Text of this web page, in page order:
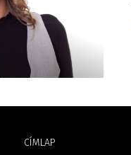
CÍMLAP